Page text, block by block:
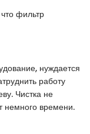
фильтр
нуждается
работу
Чистка не
немного времени.